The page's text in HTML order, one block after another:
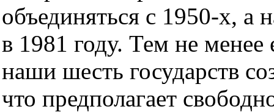
объединяться с 1950-х, а
в 1981 году. Тем не
наши шесть государств
что предполагает